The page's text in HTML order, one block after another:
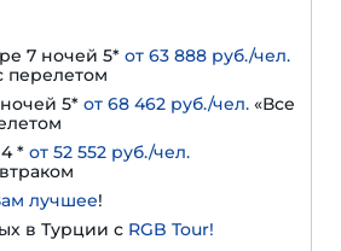
7 ночей 5* от 63 888 руб./чел.
перелетом
5* от 68 462 руб./чел. «Все
* от 52 552 руб./чел.
лучшее!
в Турции с RGB Tour!